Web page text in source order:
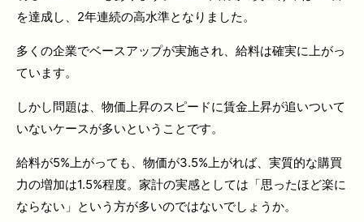
を達成し、2年連続の高水準となりました。
多くの企業でベースアップが実施され、給料は確実に上がっ
ています。
しかし問題は、物価上昇のスピードに賃金上昇が追いついて
いないケースが多いということです。
給料が5%上がっても、物価が3.5%上がれば、実質的な購買
力の増加は1.5%程度。家計の実感としては「思ったほど楽に
ならない」という方が多いのではないでしょうか。